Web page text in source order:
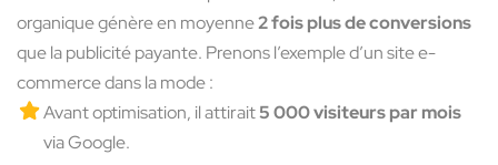
organique génère en moyenne2 fois plus de conversions
que la publicité payante. Prenons l’exemple d’un site e-
commerce dans la mode :
Avant optimisation, il attirait5 000 visiteurs par mois
via Google.